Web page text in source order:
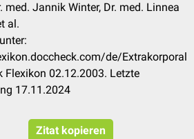
med. Jannik Winter, Dr. med. Linnea
al.
de/Extrakorporal
Flexikon 02.12.2003. Letzte
17.11.2024
Zitat kopieren